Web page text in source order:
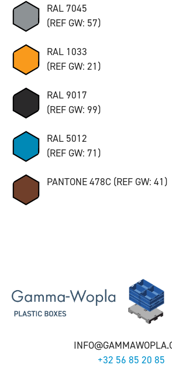
RAL 7045
(REF GW: 57)
RAL 1033
(REF GW: 21)
RAL 9017
(REF GW: 99)
RAL 5012
(REF GW: 71)
PANTONE 478C (REF GW: 41)
+32 56 85 20 85